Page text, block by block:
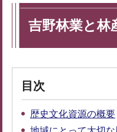
吉野林業と林
目次
歴史文化資源の概要